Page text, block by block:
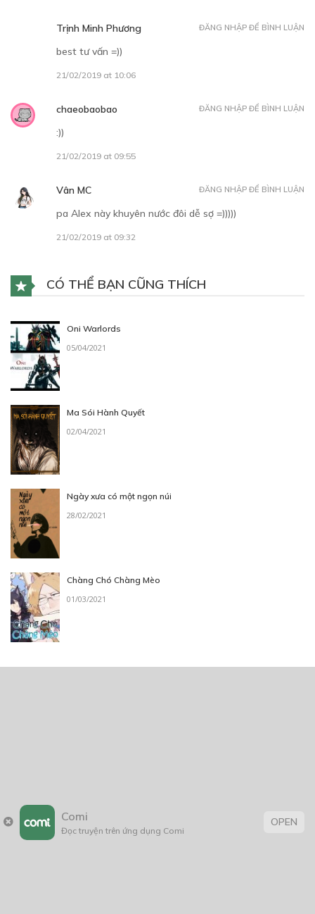
Trịnh Minh Phương
best tư vấn =))
21/02/2019 at 10:06
ĐĂNG NHẬP ĐỂ BÌNH LUẬN
chaeobaobao
:))
21/02/2019 at 09:55
ĐĂNG NHẬP ĐỂ BÌNH LUẬN
Vân MC
pa Alex này khuyên nước đôi dễ sợ =)))))
21/02/2019 at 09:32
ĐĂNG NHẬP ĐỂ BÌNH LUẬN
CÓ THỂ BẠN CŨNG THÍCH
Oni Warlords
05/04/2021
Ma Sói Hành Quyết
02/04/2021
Ngày xưa có một ngọn núi
28/02/2021
Chàng Chó Chàng Mèo
01/03/2021
COMI © 2024 Comicola - Nền tảng truyện tranh bản quyền duy nhất tại
Comi
Đọc truyện trên ứng dụng Comi
OPEN